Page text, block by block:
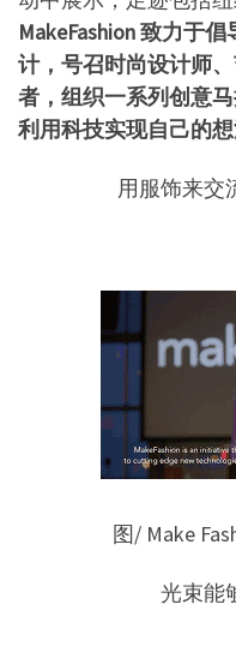
MakeFashion 致力于
计，号召时尚设计师
者，组织一系列创意
利用科技实现自己的想
用服饰来交
图/ Make
光束能